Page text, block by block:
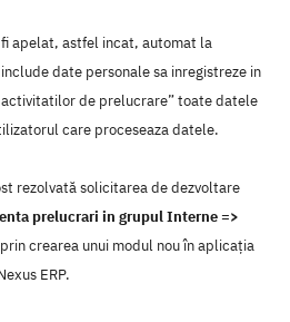
apelat, astfel incat, automat la
date personale sa inregistreze in
de prelucrare” toate datele
care proceseaza datele.
rezolvată solicitarea de dezvoltare
prelucrari in grupul Interne =>
prin crearea unui modul nou în aplicaţia
ERP.